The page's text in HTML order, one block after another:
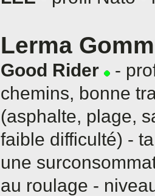
Lerma
Good Rider
-
chemins, bonne
(asphalte, plage,
faible difficulté) -
une
au roulage -